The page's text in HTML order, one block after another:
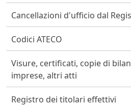
Cancellazioni d'ufficio dal
Codici ATECO
Visure, certificati, copie di
imprese, altri atti
Registro dei titolari effettivi